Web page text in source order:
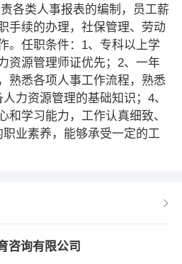
各类人事报表的编制，员工薪
手续的办理，社保管理、劳动
。任职条件：1、专科以上学
资源管理师证优先；2、一年
熟悉各项人事工作流程，熟悉
力资源管理的基础知识；4、
和学习能力，工作认真细致、
业素养，能够承受一定的工
咨询有限公司